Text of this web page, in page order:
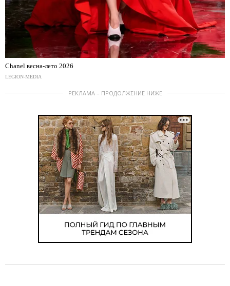
Chanel весна-лето 2026
LEGION-MEDIA
РЕКЛАМА – ПРОДОЛЖЕНИЕ НИЖЕ